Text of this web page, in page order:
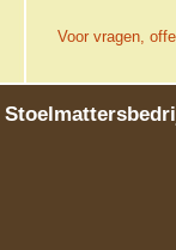
Voor vragen,